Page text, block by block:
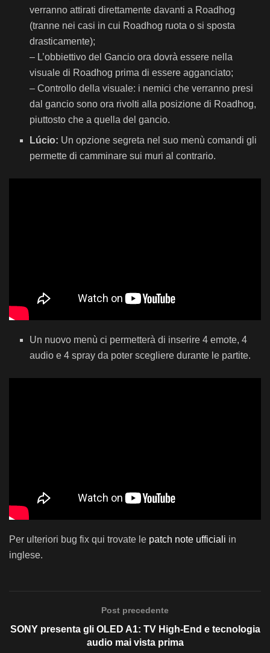
verranno attirati direttamente davanti a Roadhog
(tranne nei casi in cui Roadhog ruota o si sposta
drasticamente);
– L’obbiettivo del Gancio ora dovrà essere nella
visuale di Roadhog prima di essere agganciato;
– Controllo della visuale: i nemici che verranno presi
dal gancio sono ora rivolti alla posizione di Roadhog,
piuttosto che a quella del gancio.
Lúcio: Un opzione segreta nel suo menù comandi gli
permette di camminare sui muri al contrario.
Un nuovo menù ci permetterà di inserire 4 emote, 4
audio e 4 spray da poter scegliere durante le partite.
Per ulteriori bug fix qui trovate le patch note ufficiali in
inglese.
Post precedente
SONY presenta gli OLED A1: TV High-End e tecnologia
audio mai vista prima